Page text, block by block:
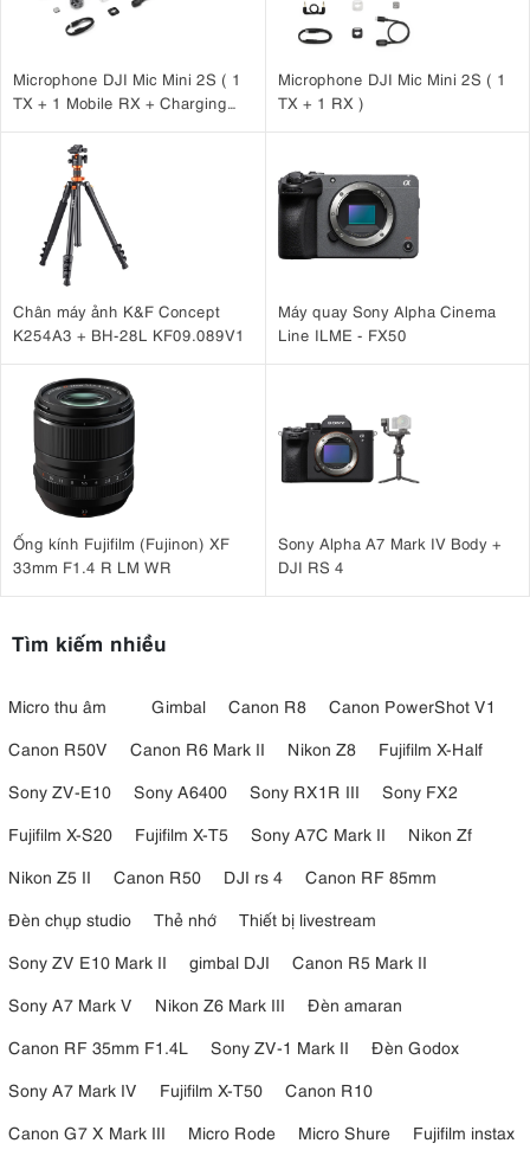
Microphone DJI Mic Mini 2S ( 1
TX + 1 Mobile RX + Charging
Microphone DJI Mic Mini 2S ( 1
TX + 1 RX )
Chân máy ảnh K&F Concept
K254A3 + BH-28L KF09.089V1
Máy quay Sony Alpha Cinema
Line ILME - FX50
Ống kính Fujifilm (Fujinon) XF
33mm F1.4 R LM WR
Sony Alpha A7 Mark IV Body +
DJI RS 4
Tìm kiếm nhiều
Micro thu âm Gimbal Canon R8
Canon PowerShot V1
Canon R50V
Canon R6 Mark II Nikon Z8
Fujifilm X-Half
Sony ZV-E10
Sony A6400 Sony RX1R III
Sony FX2
Fujifilm X-S20
Fujifilm X-T5 Sony A7C Mark II
Nikon Zf
Nikon Z5 II
Canon R50 DJI rs 4
Canon RF 85mm
Đèn chụp studio
Thẻ nhớ
Thiết bị livestream
Sony ZV E10 Mark II
gimbal DJI
Canon R5 Mark II
Sony A7 Mark V
Nikon Z6 Mark III
Đèn amaran
Canon RF 35mm F1.4L
Sony ZV-1 Mark II
Đèn Godox
Sony A7 Mark IV
Fujifilm X-T50
Canon R10
Canon G7 X Mark III
Micro Rode Micro Shure
Fujifilm instax